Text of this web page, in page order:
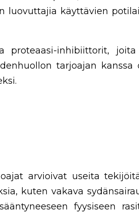
luovuttajia käyttävien
inhibiittorit, joita
tarjoajan
arvioivat useita
kuten vakava
fyysiseen